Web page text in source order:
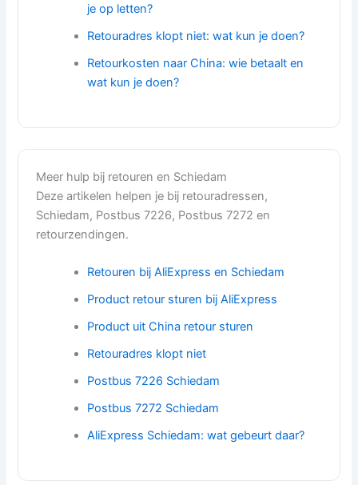
je op letten?
Retouradres klopt niet: wat kun je doen?
Retourkosten naar China: wie betaalt en
wat kun je doen?
Meer hulp bij retouren en Schiedam
Deze artikelen helpen je bij retouradressen,
Schiedam, Postbus 7226, Postbus 7272 en
retourzendingen.
Retouren bij AliExpress en Schiedam
Product retour sturen bij AliExpress
Product uit China retour sturen
Retouradres klopt niet
Postbus 7226 Schiedam
Postbus 7272 Schiedam
AliExpress Schiedam: wat gebeurt daar?